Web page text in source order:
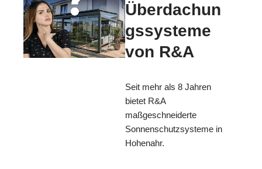
Überdachun
gssysteme
von R&A
Seit mehr als 8 Jahren
bietet R&A
maßgeschneiderte
Sonnenschutzsysteme in
Hohenahr.